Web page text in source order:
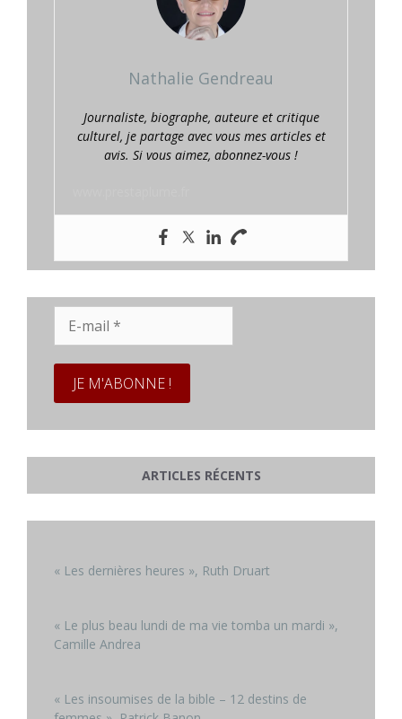
Nathalie Gendreau
Journaliste, biographe, auteure et critique
culturel, je partage avec vous mes articles et
avis. Si vous aimez, abonnez-vous !
mail
ARTICLES RÉCENTS
« Les dernières heures », Ruth Druart
« Le plus beau lundi de ma vie tomba un mardi »,
Camille Andrea
« Les insoumises de la bible – 12 destins de